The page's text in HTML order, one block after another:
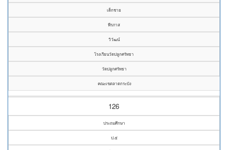
เด็กชาย
พีรภาส
วิวัฒน์
โรงเรียนวัดปลูกศรัทธา
วัดปลูกศรัทธา
คณะเขตลาดกระบัง
126
ประถมศึกษา
ป.๕